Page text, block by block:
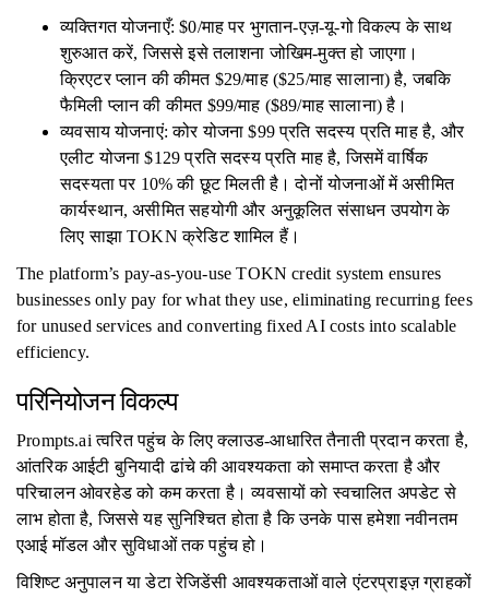
व्यक्तिगत योजनाएँ: $0/माह पर भुगतान-एज़-यू-गो विकल्प के साथ
शुरुआत करें, जिससे इसे तलाशना जोखिम-मुक्त हो जाएगा।
क्रिएटर प्लान की कीमत $29/माह ($25/माह सालाना) है, जबकि
फैमिली प्लान की कीमत $99/माह ($89/माह सालाना) है।
व्यवसाय योजनाएं: कोर योजना $99 प्रति सदस्य प्रति माह है, और
एलीट योजना $129 प्रति सदस्य प्रति माह है, जिसमें वार्षिक
सदस्यता पर 10% की छूट मिलती है। दोनों योजनाओं में असीमित
कार्यस्थान, असीमित सहयोगी और अनुकूलित संसाधन उपयोग के
लिए साझा TOKN क्रेडिट शामिल हैं।
The platform’s pay-as-you-use TOKN credit system ensures
businesses only pay for what they use, eliminating recurring fees
for unused services and converting fixed AI costs into scalable
efficiency.
परिनियोजन विकल्प
Prompts.ai त्वरित पहुंच के लिए क्लाउड-आधारित तैनाती प्रदान करता है,
आंतरिक आईटी बुनियादी ढांचे की आवश्यकता को समाप्त करता है और
परिचालन ओवरहेड को कम करता है। व्यवसायों को स्वचालित अपडेट से
लाभ होता है, जिससे यह सुनिश्चित होता है कि उनके पास हमेशा नवीनतम
एआई मॉडल और सुविधाओं तक पहुंच हो।
विशिष्ट अनुपालन या डेटा रेजिडेंसी आवश्यकताओं वाले एंटरप्राइज़ ग्राहकों